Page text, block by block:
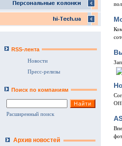
RSS-лента
Новости
Пресс-релизы
Поиск по компаниям
Расширенный поиск
Архив новостей